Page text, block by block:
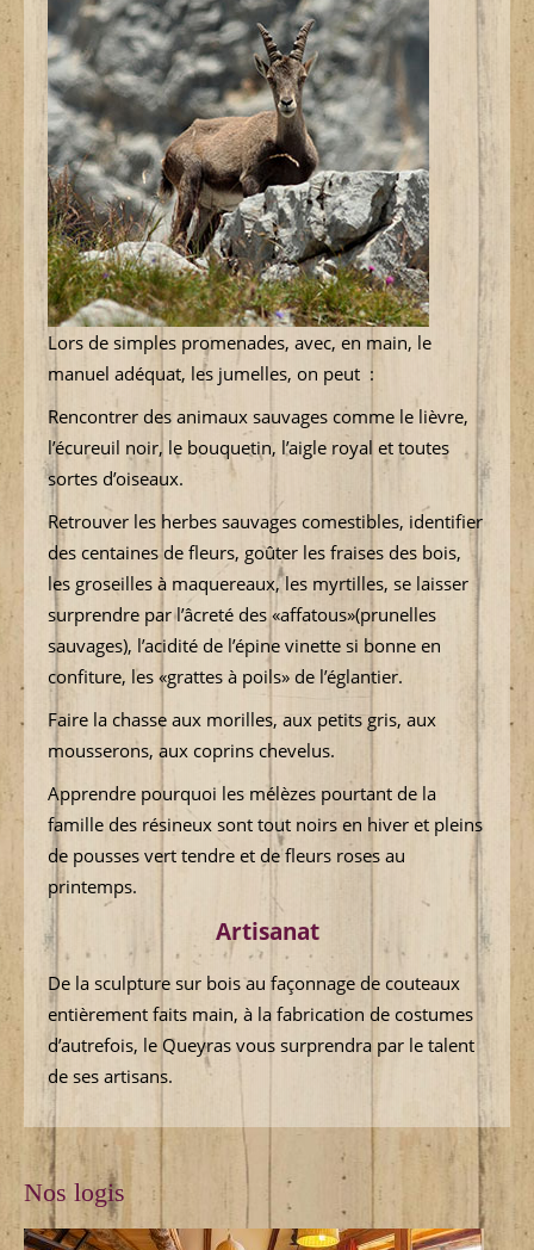
Lors de simples promenades, avec, en main, le
manuel adéquat, les jumelles, on peut :
Rencontrer des animaux sauvages comme le lièvre,
l’écureuil noir, le bouquetin, l’aigle royal et toutes
sortes d’oiseaux.
Retrouver les herbes sauvages comestibles, identifier
des centaines de fleurs, goûter les fraises des bois,
les groseilles à maquereaux, les myrtilles, se laisser
surprendre par l’âcreté des «affatous»(prunelles
sauvages), l’acidité de l’épine vinette si bonne en
confiture, les «grattes à poils» de l’églantier.
Faire la chasse aux morilles, aux petits gris, aux
mousserons, aux coprins chevelus.
Apprendre pourquoi les mélèzes pourtant de la
famille des résineux sont tout noirs en hiver et pleins
de pousses vert tendre et de fleurs roses au
printemps.
Artisanat
De la sculpture sur bois au façonnage de couteaux
entièrement faits main, à la fabrication de costumes
d’autrefois, le Queyras vous surprendra par le talent
de ses artisans.
Nos logis